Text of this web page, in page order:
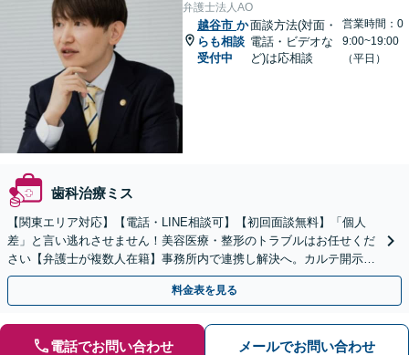
弁護士法人AO
越谷市 か
らも相談
受付中
面談方法(対面・
電話・ビデオな
ど)は応相談
営業時間：0
9:00~19:00
（平日）
歯科治療ミス
【関東エリア対応】【電話・LINE相談可】【初回面談無料】「個人
差」と言い逃れさせません！美容医療・整形のトラブルはお任せくだ
さい【弁護士が複数人在籍】事務所内で連携し解決へ。カルテ開示や
返金・賠償請求をサポートいたします【休日夜間面談可】
料金表を見る
電話でお問い合わせ メールでお問い合わせ